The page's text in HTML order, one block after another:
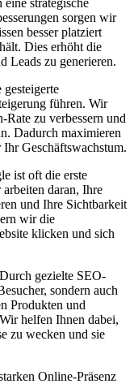
sorgen wir
besser platziert
Dies erhöht die
Leads zu generieren.
gesteigerte
führen. Wir
zu verbessern und
Dadurch maximieren
Geschäftswachstum.
ist oft die erste
daran, Ihre
und Ihre Sichtbarkeit
wir die
klicken und sich
Durch gezielte SEO-
sondern auch
Produkten und
helfen Ihnen dabei,
zu wecken und sie
Online-Präsenz